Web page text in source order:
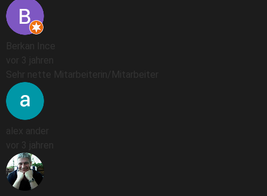
Berkan Ince
vor 3 jahren
Sehr nette Mitarbeiterin/Mitarbeiter
alex ander
vor 3 jahren